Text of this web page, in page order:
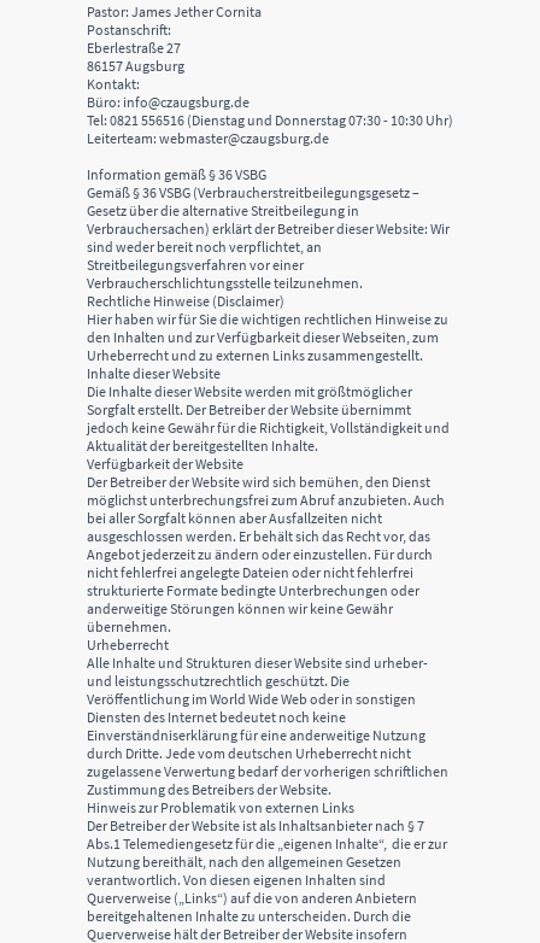
Pastor: James Jether Cornita
Postanschrift:
Eberlestraße 27
86157 Augsburg
Kontakt:
Büro: info@czaugsburg.de
Tel: 0821 556516 (Dienstag und Donnerstag 07:30 - 10:30 Uhr)
Leiterteam: webmaster@czaugsburg.de
Information gemäß § 36 VSBG
Gemäß § 36 VSBG (Verbraucherstreitbeilegungsgesetz –
Gesetz über die alternative Streitbeilegung in
Verbrauchersachen) erklärt der Betreiber dieser Website: Wir
sind weder bereit noch verpflichtet, an
Streitbeilegungsverfahren vor einer
Verbraucherschlichtungsstelle teilzunehmen.
Rechtliche Hinweise (Disclaimer)
Hier haben wir für Sie die wichtigen rechtlichen Hinweise zu
den Inhalten und zur Verfügbarkeit dieser Webseiten, zum
Urheberrecht und zu externen Links zusammengestellt.
Inhalte dieser Website
Die Inhalte dieser Website werden mit größtmöglicher
Sorgfalt erstellt. Der Betreiber der Website übernimmt
jedoch keine Gewähr für die Richtigkeit, Vollständigkeit und
Aktualität der bereitgestellten Inhalte.
Verfügbarkeit der Website
Der Betreiber der Website wird sich bemühen, den Dienst
möglichst unterbrechungsfrei zum Abruf anzubieten. Auch
bei aller Sorgfalt können aber Ausfallzeiten nicht
ausgeschlossen werden. Er behält sich das Recht vor, das
Angebot jederzeit zu ändern oder einzustellen. Für durch
nicht fehlerfrei angelegte Dateien oder nicht fehlerfrei
strukturierte Formate bedingte Unterbrechungen oder
anderweitige Störungen können wir keine Gewähr
übernehmen.
Urheberrecht
Alle Inhalte und Strukturen dieser Website sind urheber-
und leistungsschutzrechtlich geschützt. Die
Veröffentlichung im World Wide Web oder in sonstigen
Diensten des Internet bedeutet noch keine
Einverständniserklärung für eine anderweitige Nutzung
durch Dritte. Jede vom deutschen Urheberrecht nicht
zugelassene Verwertung bedarf der vorherigen schriftlichen
Zustimmung des Betreibers der Website.
Hinweis zur Problematik von externen Links
Der Betreiber der Website ist als Inhaltsanbieter nach § 7
Abs.1 Telemediengesetz für die „eigenen Inhalte“, die er zur
Nutzung bereithält, nach den allgemeinen Gesetzen
verantwortlich. Von diesen eigenen Inhalten sind
Querverweise („Links“) auf die von anderen Anbietern
bereitgehaltenen Inhalte zu unterscheiden. Durch die
Querverweise hält der Betreiber der Website insofern